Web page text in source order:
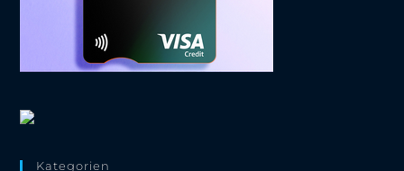
Kategorien